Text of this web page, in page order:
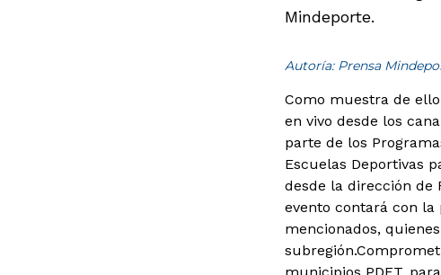
Mindeporte.
Autoría: Prensa
Como muestra de
en vivo desde los
parte de los
Escuelas Deportivas
desde la dirección de
evento contará con
mencionados,